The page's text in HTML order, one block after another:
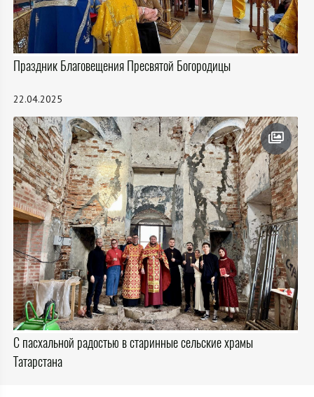
Праздник Благовещения Пресвятой Богородицы
22.04.2025
С пасхальной радостью в старинные сельские храмы
Татарстана